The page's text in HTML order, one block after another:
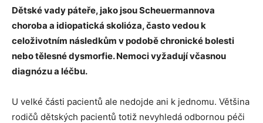
Dětské vady páteře, jako jsou Scheuermannova
choroba a idiopatická skolióza, často vedou k
celoživotním následkům v podobě chronické bolesti
nebo tělesné dysmorfie. Nemoci vyžadují včasnou
diagnózu a léčbu.
U velké části pacientů ale nedojde ani k jednomu. Většina
rodičů dětských pacientů totiž nevyhledá odbornou péči